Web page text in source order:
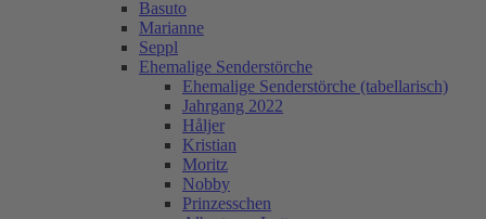
Basuto
Marianne
Seppl
Ehemalige Senderstörche
Ehemalige Senderstörche (tabellarisch)
Jahrgang 2022
Håljer
Kristian
Moritz
Nobby
Prinzesschen